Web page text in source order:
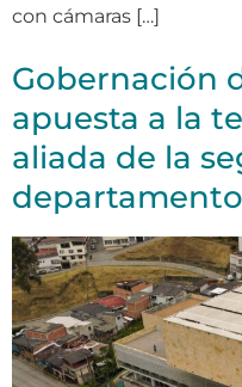
con cámaras […]
Gobernación
apuesta a la
aliada de la
departamento